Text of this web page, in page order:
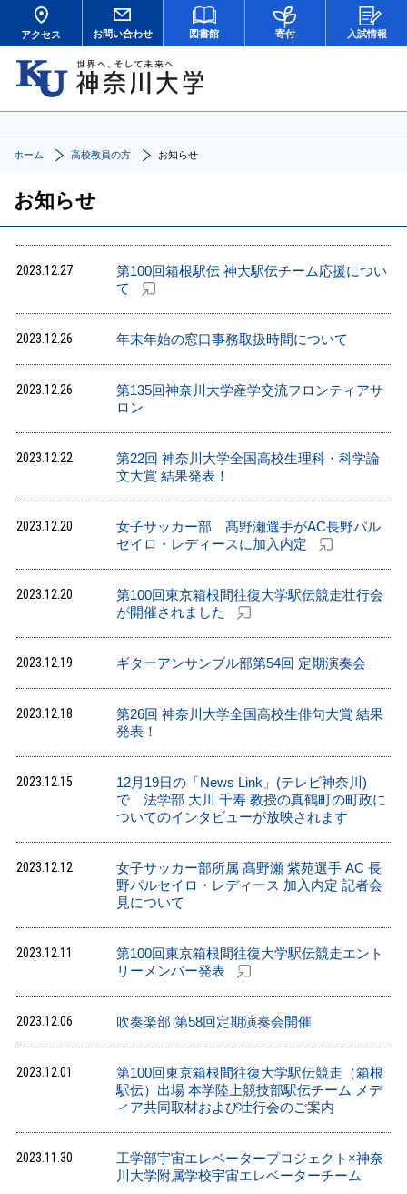
アクセス お問い合わせ 図書館 寄付 入試情報
ホーム 高校教員の方 お知らせ
お知らせ
2023.12.27
第100回箱根駅伝 神大駅伝チーム応援につい
て
2023.12.26 年末年始の窓口事務取扱時間について
2023.12.26
第135回神奈川大学産学交流フロンティアサ
ロン
2023.12.22
第22回 神奈川大学全国高校生理科・科学論
文大賞 結果発表！
2023.12.20
女子サッカー部 髙野瀬選手がAC長野パル
セイロ・レディースに加入内定
2023.12.20
第100回東京箱根間往復大学駅伝競走壮行会
が開催されました
2023.12.19 ギターアンサンブル部第54回 定期演奏会
2023.12.18
第26回 神奈川大学全国高校生俳句大賞 結果
発表！
2023.12.15
12月19日の「News Link」(テレビ神奈川)
で 法学部 大川 千寿 教授の真鶴町の町政に
ついてのインタビューが放映されます
2023.12.12
女子サッカー部所属 髙野瀬 紫苑選手 AC 長
野パルセイロ・レディース 加入内定 記者会
見について
2023.12.11
第100回東京箱根間往復大学駅伝競走エント
リーメンバー発表
2023.12.06 吹奏楽部 第58回定期演奏会開催
2023.12.01
第100回東京箱根間往復大学駅伝競走（箱根
駅伝）出場 本学陸上競技部駅伝チーム メデ
ィア共同取材および壮行会のご案内
2023.11.30
工学部宇宙エレベータープロジェクト×神奈
川大学附属学校宇宙エレベーターチーム